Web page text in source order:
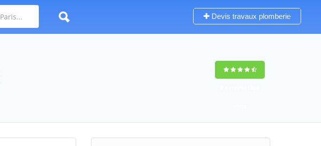
Devis travaux plomberie